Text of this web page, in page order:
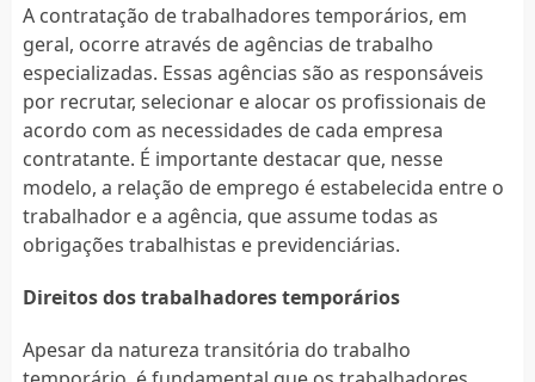
A contratação de trabalhadores temporários, em
geral, ocorre através de agências de trabalho
especializadas. Essas agências são as responsáveis
por recrutar, selecionar e alocar os profissionais de
acordo com as necessidades de cada empresa
contratante. É importante destacar que, nesse
modelo, a relação de emprego é estabelecida entre o
trabalhador e a agência, que assume todas as
obrigações trabalhistas e previdenciárias.
Direitos dos trabalhadores temporários
Apesar da natureza transitória do trabalho